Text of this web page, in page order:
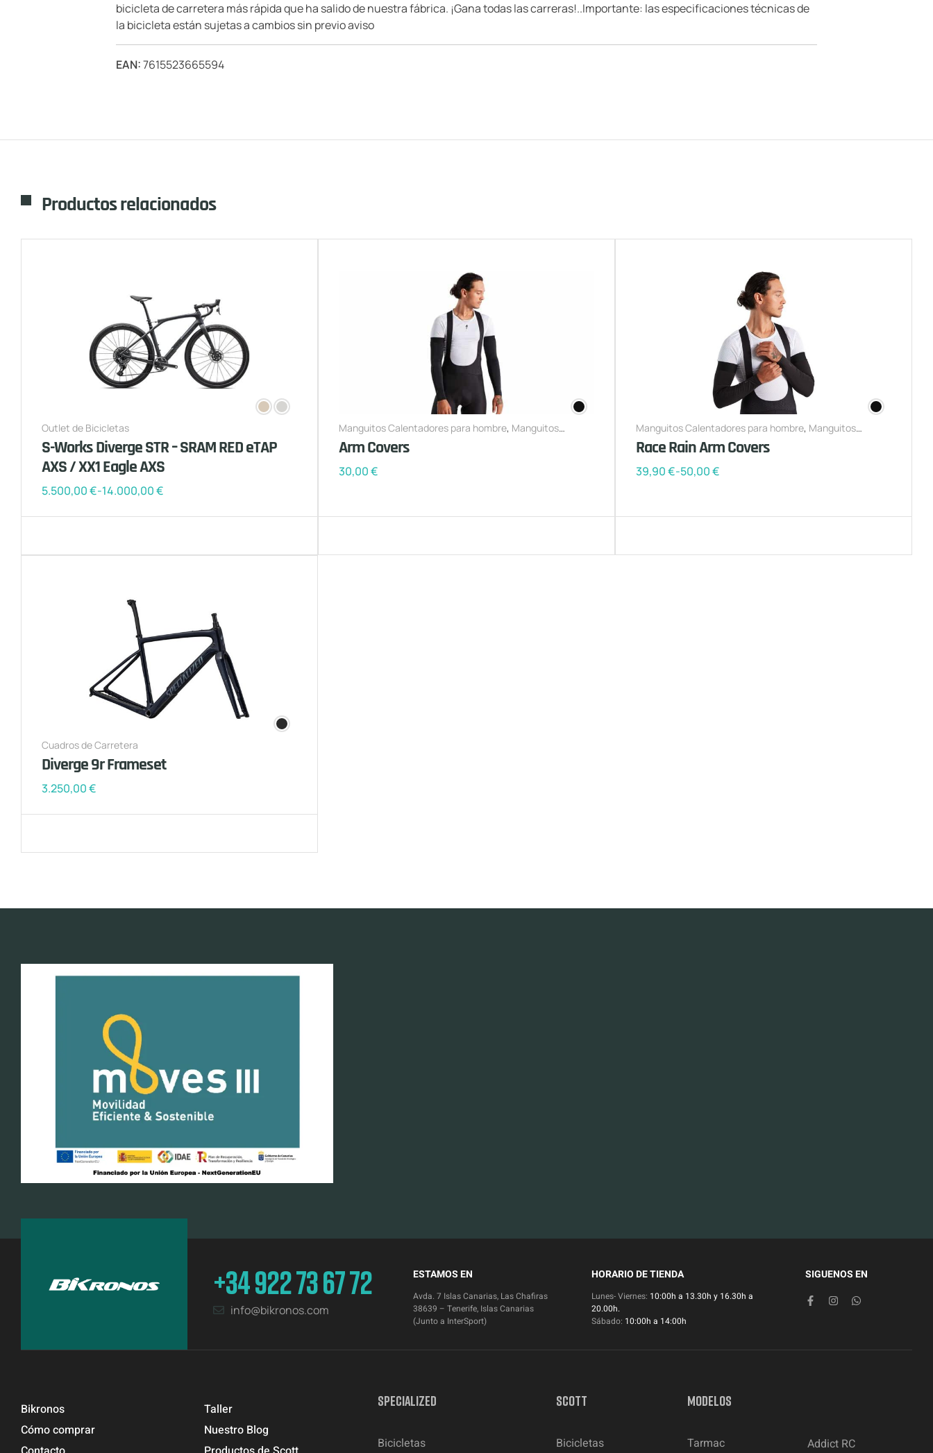
bicicleta de carretera más rápida que ha salido de nuestra fábrica. ¡Gana todas las carreras!..Importante: las especificaciones técnicas de
la bicicleta están sujetas a cambios sin previo aviso
EAN:7615523665594
Productos relacionados
Outlet de Bicicletas
S-Works Diverge STR – SRAM RED eTAP
AXS / XX1 Eagle AXS
5.500,00€-14.000,00€
Manguitos Calentadores para hombre, Manguitos
Calentadores para mujer
Arm Covers
30,00€
Manguitos Calentadores para hombre, Manguitos
Calentadores para mujer
Race Rain Arm Covers
39,90€-50,00€
Cuadros de Carretera
Diverge 9r Frameset
3.250,00€
+34 922 73 67 72
info@bikronos.com
ESTAMOS EN
Avda. 7 Islas Canarias, Las Chafiras
38639 – Tenerife, Islas Canarias
(Junto a InterSport)
HORARIO DE TIENDA
Lunes- Viernes: 10:00h a 13.30h y 16.30h a
20.00h.
Sábado: 10:00h a 14:00h
SIGUENOS EN
Bikronos
Cómo comprar
Taller
Nuestro Blog
SPECIALIZED
Bicicletas
SCOTT
Bicicletas
MODELOS
Tarmac Addict RC